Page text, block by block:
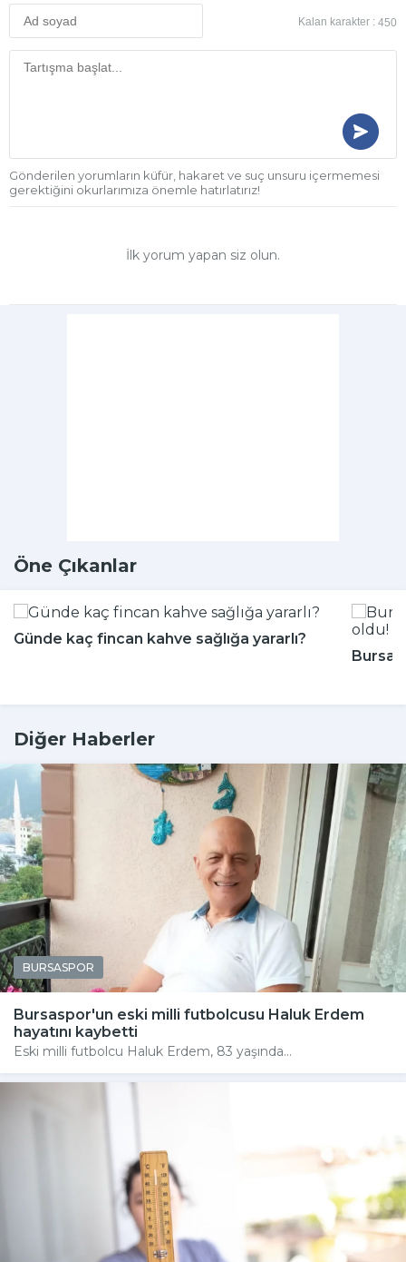
Kalan karakter : 450
Gönderilen yorumların küfür, hakaret ve suç unsuru içermemesi
gerektiğini okurlarımıza önemle hatırlatırız!
İlk yorum yapan siz olun.
Öne Çıkanlar
Günde kaç fincan kahve sağlığa yararlı?
Diğer Haberler
BURSASPOR
Bursaspor'un eski milli futbolcusu Haluk Erdem
hayatını kaybetti
Eski milli futbolcu Haluk Erdem, 83 yaşında...